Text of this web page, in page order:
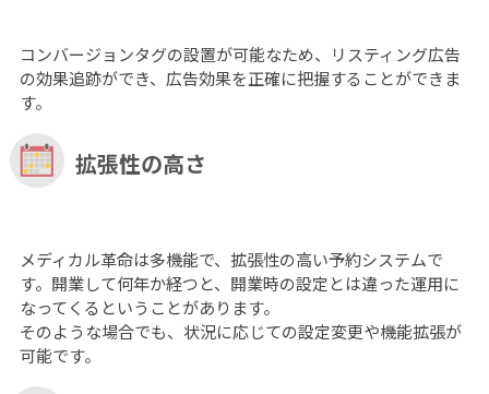
コンバージョンタグの設置が可能なため、リスティング広告
の効果追跡ができ、広告効果を正確に把握することができま
す。
拡張性の高さ
メディカル革命は多機能で、拡張性の高い予約システムで
す。開業して何年か経つと、開業時の設定とは違った運用に
なってくるということがあります。
そのような場合でも、状況に応じての設定変更や機能拡張が
可能です。